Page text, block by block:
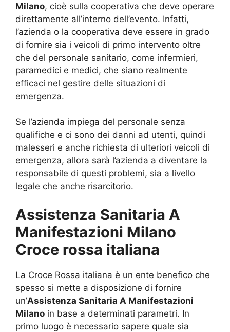
Milano, cioè sulla cooperativa che deve operare
direttamente all’interno dell’evento. Infatti,
l’azienda o la cooperativa deve essere in grado
di fornire sia i veicoli di primo intervento oltre
che del personale sanitario, come infermieri,
paramedici e medici, che siano realmente
efficaci nel gestire delle situazioni di
emergenza.
Se l’azienda impiega del personale senza
qualifiche e ci sono dei danni ad utenti, quindi
malesseri e anche richiesta di ulteriori veicoli di
emergenza, allora sarà l’azienda a diventare la
responsabile di questi problemi, sia a livello
legale che anche risarcitorio.
Assistenza Sanitaria A
Manifestazioni Milano
Croce rossa italiana
La Croce Rossa italiana è un ente benefico che
spesso si mette a disposizione di fornire
un’Assistenza Sanitaria A Manifestazioni
Milano in base a determinati parametri. In
primo luogo è necessario sapere quale sia